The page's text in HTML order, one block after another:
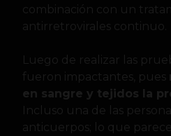
combinación con un
antirretrovirales continuo.
Luego de realizar las
fueron impactantes, pues
en sangre y tejidos la
Incluso una de las
anticuerpos; lo que